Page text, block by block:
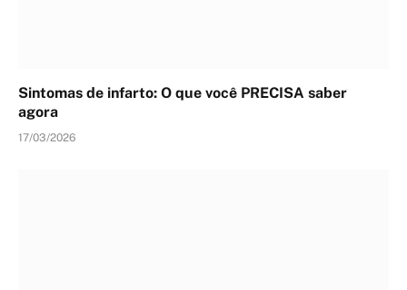
Sintomas de infarto: O que você PRECISA saber
agora
17/03/2026